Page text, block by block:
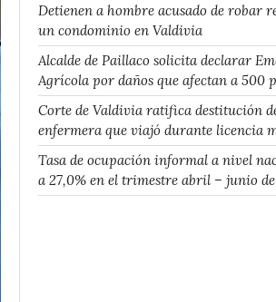
Detienen a hombre acusado de robar
un condominio en Valdivia
Alcalde de Paillaco solicita declarar
Agrícola por daños que afectan a 500
Corte de Valdivia ratifica destitución
enfermera que viajó durante licencia
Tasa de ocupación informal a nivel
a 27,0% en el trimestre abril – junio